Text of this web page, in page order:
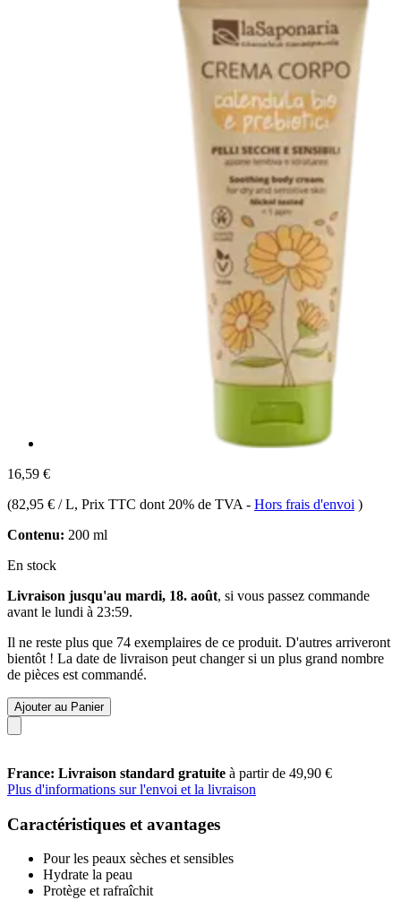
16,59 €
(82,95 € / L, Prix TTC dont 20% de TVA - Hors frais d'envoi )
Contenu: 200 ml
En stock
Livraison jusqu'au mardi, 18. août, si vous passez commande
avant le lundi à 23:59.
Il ne reste plus que 74 exemplaires de ce produit. D'autres arriveront
bientôt ! La date de livraison peut changer si un plus grand nombre
de pièces est commandé.
Ajouter au Panier
France: Livraison standard gratuite à partir de 49,90 €
Plus d'informations sur l'envoi et la livraison
Caractéristiques et avantages
Pour les peaux sèches et sensibles
Hydrate la peau
Protège et rafraîchit